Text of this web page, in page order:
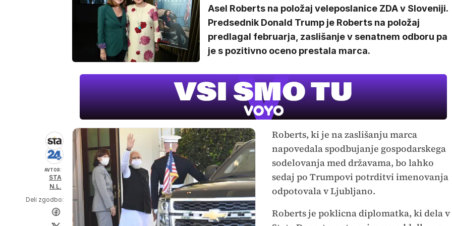
Asel Roberts na položaj veleposlanice ZDA v Sloveniji.
Predsednik Donald Trump je Roberts na položaj
predlagal februarja, zaslišanje v senatnem odboru pa
je s pozitivno oceno prestala marca.
AVTOR:
STA
N.L.
Deli zgodbo:
Roberts, ki je na zaslišanju marca
napovedala spodbujanje gospodarskega
sodelovanja med državama, bo lahko
sedaj po Trumpovi potrditvi imenovanja
odpotovala v Ljubljano.
Roberts je poklicna diplomatka, ki dela v